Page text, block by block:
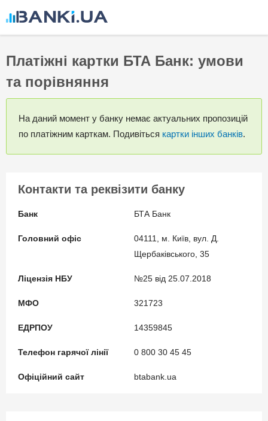
до
основного
Платіжні картки БТА Банк: умови
та порівняння
На даний момент у банку немає актуальних пропозицій
по платіжним карткам. Подивіться картки інших банків.
Контакти та реквізити банку
Банк БТА Банк
Головний офіс
04111, м. Київ, вул. Д.
Щербаківського, 35
Ліцензія НБУ №25 від 25.07.2018
МФО 321723
ЕДРПОУ 14359845
Телефон гарячої лінії 0 800 30 45 45
Офіційний сайт btabank.ua